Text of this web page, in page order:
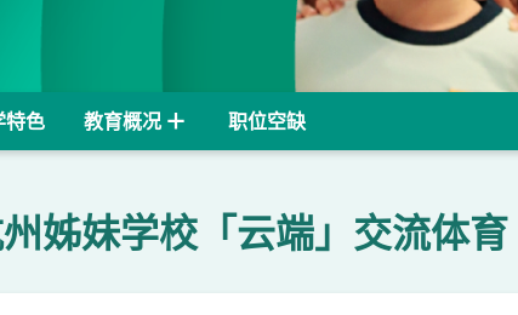
特色 教育概况 职位空缺
姊妹学校「云端」交流体育